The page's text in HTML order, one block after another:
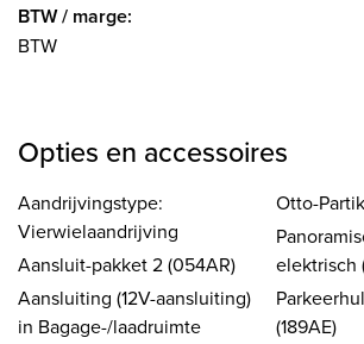
BTW / marge:
BTW
Opties en accessoires
Aandrijvingstype:
Vierwielaandrijving
Aansluit-pakket 2 (054AR)
Aansluiting (12V-aansluiting)
in Bagage-/laadruimte
Otto-
elektrisch
(189AE)